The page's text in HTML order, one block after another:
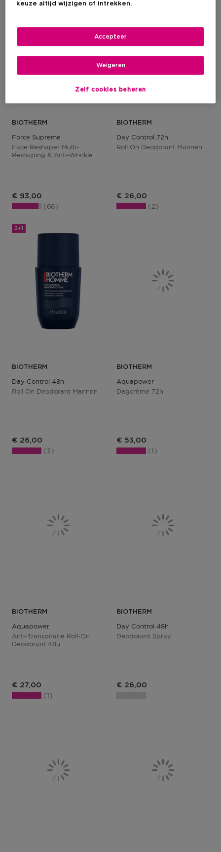
BIOTHERM
Force Supreme
Face Reshaper Multi-
Reshaping & Anti-Wrinkle
€ 93,00
66
BIOTHERM
Day Control 72h
Roll On Deodorant Mannen
€ 26,00
2
2+1
BIOTHERM
Day Control 48h
Roll On Deodorant Mannen
€ 26,00
3
BIOTHERM
Aquapower
Dagcrème 72h
€ 53,00
1
BIOTHERM
Aquapower
Anti-Transpiratie Roll-On
Deodorant 48u
€ 27,00
1
BIOTHERM
Day Control 48h
Deodorant Spray
€ 26,00
keuze altijd wijzigen of intrekken.
Zelf cookies beheren
Weigeren
Accepteer